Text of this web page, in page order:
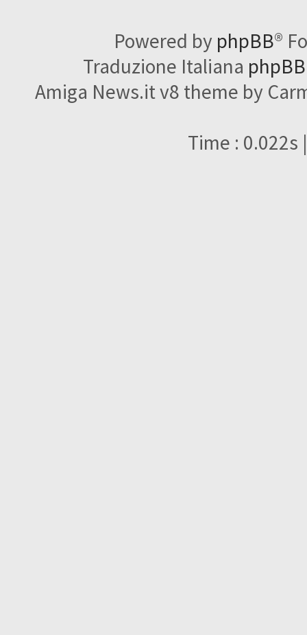
Powered by phpBB®
Traduzione Italiana
Amiga News.it v8 theme by
Time : 0.022s